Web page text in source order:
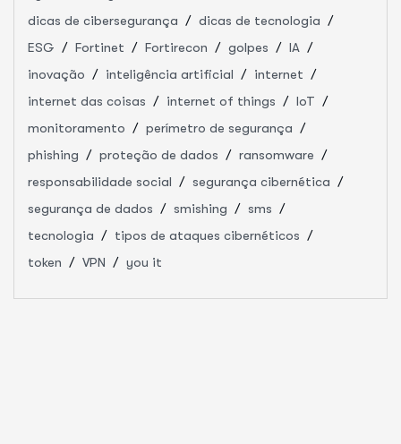
dicas de cibersegurança
dicas de tecnologia
ESG
Fortinet Fortirecon golpes
IA
inovação
inteligência artificial
internet
internet das coisas
internet of things
IoT
monitoramento
perímetro de segurança
phishing
proteção de dados
ransomware
responsabilidade social
segurança cibernética
segurança de dados
smishing
sms
tecnologia
tipos de ataques cibernéticos
token
VPN you it